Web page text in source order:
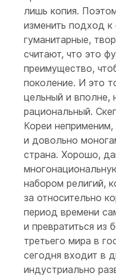
лишь копия.
изменить подход к
гуманитарные,
считают, что это
преимущество,
поколение. И это
цельный и вполне,
рациональный.
Кореи неприменим,
и довольно
страна. Хорошо,
набором религий,
за относительно
период времени
и превратиться из
третьего мира в
сегодня входит в
индустриально